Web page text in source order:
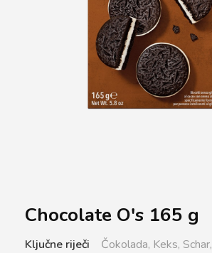
Chocolate O's 165 g
Ključne riječi Čokolada, Keks, Schar,